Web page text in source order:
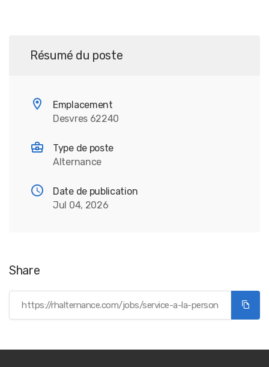
Résumé du poste
Emplacement
Desvres 62240
Type de poste
Alternance
Date de publication
Jul 04, 2026
Share